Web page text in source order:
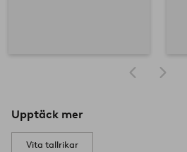
Upptäck mer
Vita tallrikar